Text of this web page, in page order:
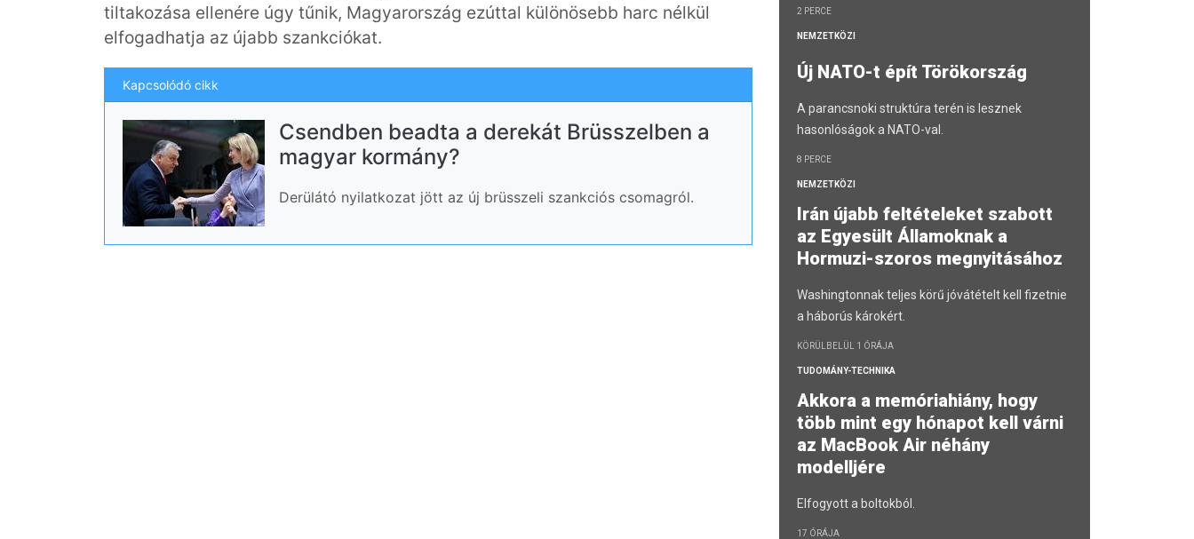
tiltakozása ellenére úgy tűnik, Magyarország ezúttal különösebb harc nélkül
elfogadhatja az újabb szankciókat.
Kapcsolódó cikk
Csendben beadta a derekát Brüsszelben a
magyar kormány?
Derülátó nyilatkozat jött az új brüsszeli szankciós csomagról.
2 PERCE
NEMZETKÖZI
Új NATO-t épít Törökország
A parancsnoki struktúra terén is lesznek
hasonlóságok a NATO-val.
8 PERCE
NEMZETKÖZI
Irán újabb feltételeket szabott
az Egyesült Államoknak a
Hormuzi-szoros megnyitásához
Washingtonnak teljes körű jóvátételt kell fizetnie
a háborús károkért.
KÖRÜLBELÜL 1 ÓRÁJA
TUDOMÁNY-TECHNIKA
Akkora a memóriahiány, hogy
több mint egy hónapot kell várni
az MacBook Air néhány
modelljére
Elfogyott a boltokból.
17 ÓRÁJA